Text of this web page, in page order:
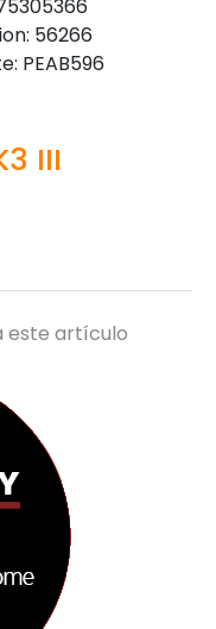
56266
PEAB596
III
este artículo